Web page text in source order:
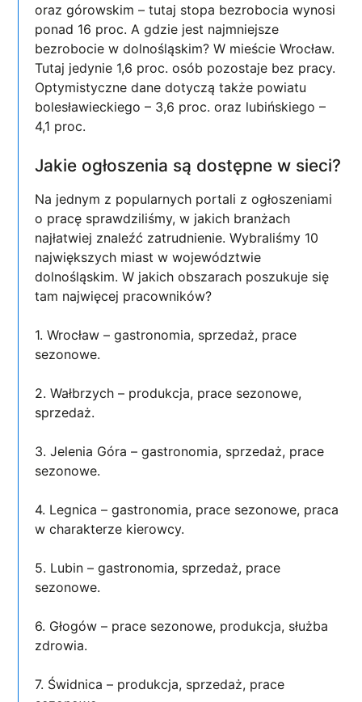
oraz górowskim – tutaj stopa bezrobocia wynosi
ponad 16 proc. A gdzie jest najmniejsze
bezrobocie w dolnośląskim? W mieście Wrocław.
Tutaj jedynie 1,6 proc. osób pozostaje bez pracy.
Optymistyczne dane dotyczą także powiatu
bolesławieckiego – 3,6 proc. oraz lubińskiego –
4,1 proc.
Jakie ogłoszenia są dostępne w sieci?
Na jednym z popularnych portali z ogłoszeniami
o pracę sprawdziliśmy, w jakich branżach
najłatwiej znaleźć zatrudnienie. Wybraliśmy 10
największych miast w województwie
dolnośląskim. W jakich obszarach poszukuje się
tam najwięcej pracowników?
1. Wrocław – gastronomia, sprzedaż, prace
sezonowe.
2. Wałbrzych – produkcja, prace sezonowe,
sprzedaż.
3. Jelenia Góra – gastronomia, sprzedaż, prace
sezonowe.
4. Legnica – gastronomia, prace sezonowe, praca
w charakterze kierowcy.
5. Lubin – gastronomia, sprzedaż, prace
sezonowe.
6. Głogów – prace sezonowe, produkcja, służba
zdrowia.
7. Świdnica – produkcja, sprzedaż, prace